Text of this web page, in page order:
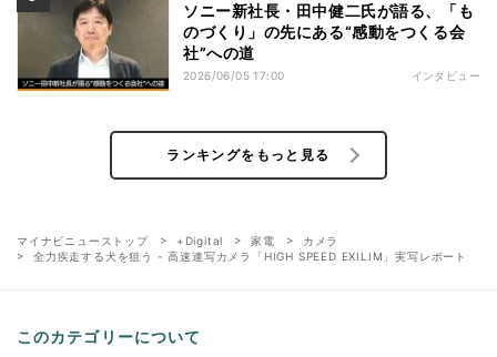
ソニー新社長・田中健二氏が語る、「も
のづくり」の先にある“感動をつくる会
社”への道
2026/06/05 17:00 インタビュー
ランキングをもっと見る
マイナビニューストップ +Digital 家電
カメラ
全力疾走する犬を狙う - 高速連写カメラ「HIGH SPEED EXILIM」実写レポート
このカテゴリーについて